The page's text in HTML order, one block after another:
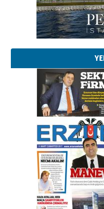
Kadir
29 Haziran 2026
Kenan GÜLERCİ
Murat
çıtayı yukarı
çekmemeli!
17 Şubat 2026 SalıOrhan
Bir fotoğraf,
gazeteci…
elinde?
31 Mart 2026 Salı
A. Berhan
BİR BÖLÜM
ATATÜRK
28 Temmuz 2026
Ahmet Gökhan